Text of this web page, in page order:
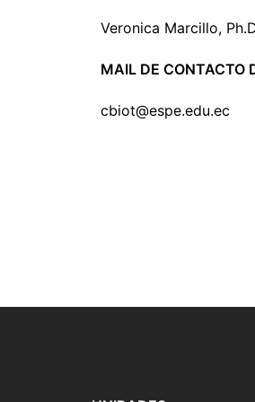
Veronica Marcillo,
MAIL DE CONTACTO
cbiot@espe.edu.ec